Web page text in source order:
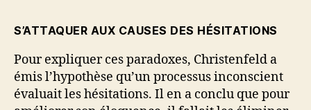
S’ATTAQUER AUX CAUSES DES HÉSITATIONS
Pour expliquer ces paradoxes, Christenfeld a
émis l’hypothèse qu’un processus inconscient
évaluait les hésitations. Il en a conclu que pour